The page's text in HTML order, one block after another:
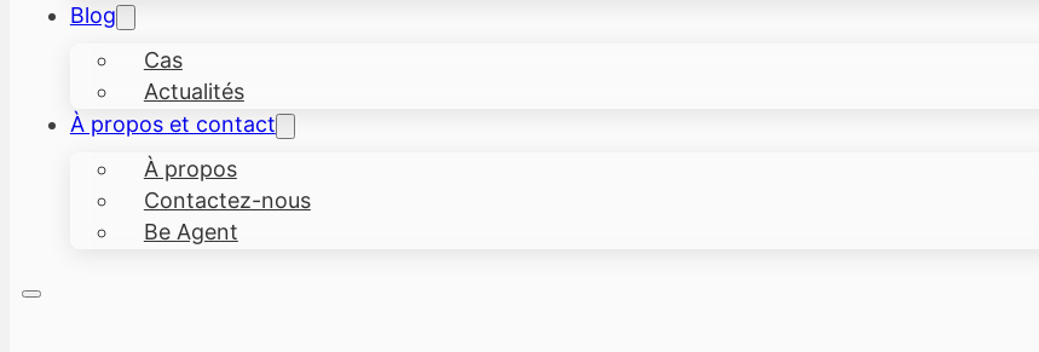
Blog
Cas
Actualités
À propos et contact
À propos
Contactez-nous
Be Agent